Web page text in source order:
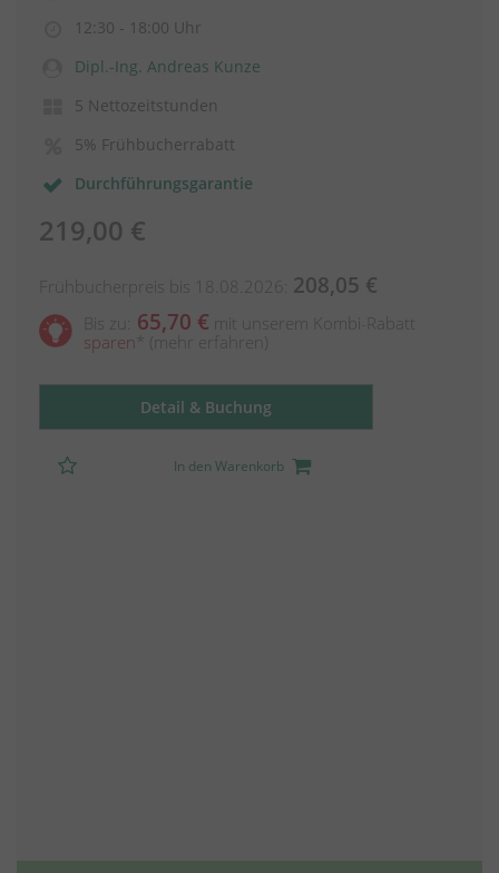
12:30 - 18:00 Uhr
Dipl.-Ing. Andreas Kunze
5 Nettozeitstunden
5% Frühbucherrabatt
Durchführungsgarantie
219,00 €
Frühbucherpreis bis 18.08.2026: 208,05 €
Bis zu: 65,70 € mit unserem Kombi-Rabatt
sparen
(mehr erfahren)
Detail & Buchung
In den Warenkorb